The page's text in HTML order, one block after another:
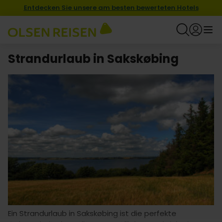
Entdecken Sie unsere am besten bewerteten Hotels
Strandurlaub in Sakskøbing
Ein Strandurlaub in Sakskøbing ist die perfekte